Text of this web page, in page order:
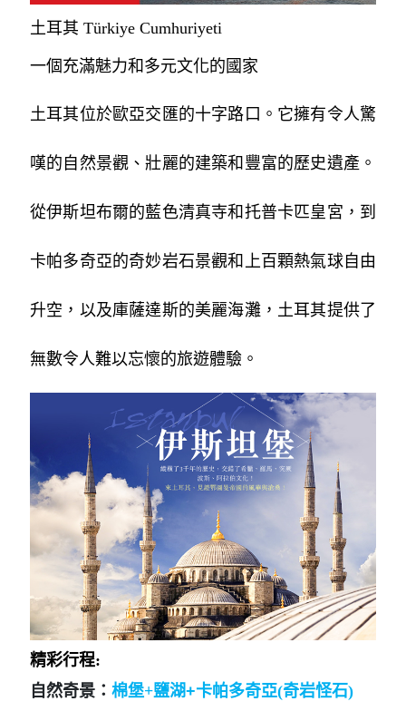
土耳其 Türkiye Cumhuriyeti
一個充滿魅力和多元文化的國家
土耳其位於歐亞交匯的十字路口。它擁有令人驚
嘆的自然景觀、壯麗的建築和豐富的歷史遺產。
從伊斯坦布爾的藍色清真寺和托普卡匹皇宮，到
卡帕多奇亞的奇妙岩石景觀和上百顆熱氣球自由
升空，以及庫薩達斯的美麗海灘，土耳其提供了
無數令人難以忘懷的旅遊體驗。
精彩行程:
自然奇景： 棉堡+鹽湖+卡帕多奇亞(奇岩怪石)